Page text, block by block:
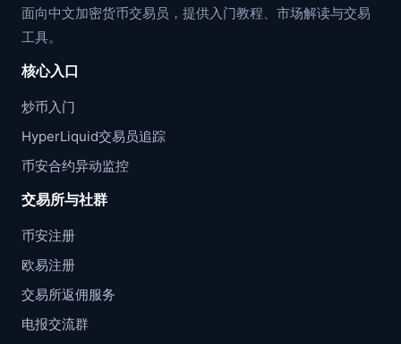
面向中文加密货币交易员，提供入门教程、市场解读与交易
工具。
核心入口
炒币入门
HyperLiquid交易员追踪
币安合约异动监控
交易所与社群
币安注册
欧易注册
交易所返佣服务
电报交流群